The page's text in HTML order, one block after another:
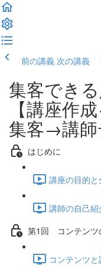
前の講義 次の講義
集客でき
【講座作
集客→講師
はじめに
講座の目的
講師の自己
第1回 コンテンツ
コンテンツ